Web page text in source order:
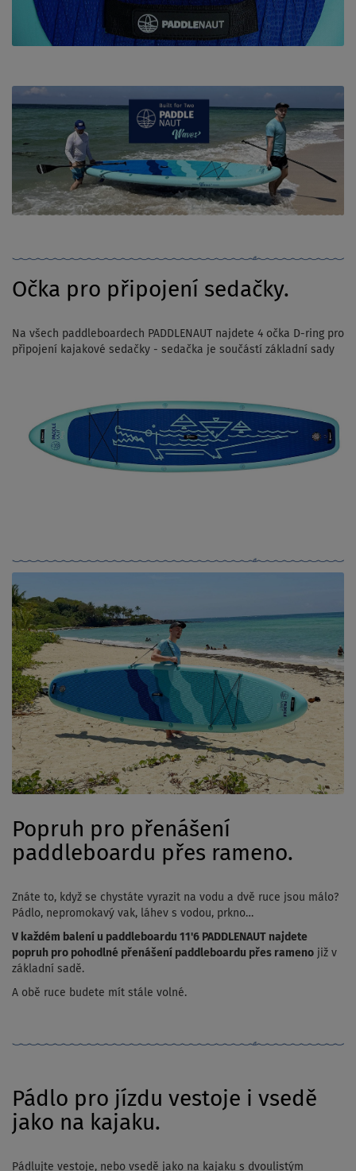
Očka pro připojení sedačky.
Na všech paddleboardech PADDLENAUT najdete 4 očka D-ring pro
připojení kajakové sedačky - sedačka je součástí základní sady
Popruh pro přenášení
paddleboardu přes rameno.
Znáte to, když se chystáte vyrazit na vodu a dvě ruce jsou málo?
Pádlo, nepromokavý vak, láhev s vodou, prkno…
V každém balení u paddleboardu 11'6 PADDLENAUT najdete
popruh pro pohodlné přenášení paddleboardu přes rameno již v
základní sadě.
A obě ruce budete mít stále volné.
Pádlo pro jízdu vestoje i vsedě
jako na kajaku.
Pádlujte vestoje, nebo vsedě jako na kajaku s dvoulistým